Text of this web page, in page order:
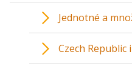
Jednotné a
Czech Republic